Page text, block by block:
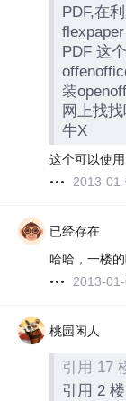
PDF,在
flexpaper 关键在于第一步 文档转换成
PDF 这
装
网上找找吧 有很多教程 另外
牛X
这个可以使
2013-
已经存在
哈哈，一楼
2013-
桃园闲人
引用 17
引用 2